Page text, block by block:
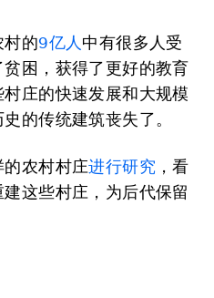
村的9亿人 中有很多人受
困，获得了更好的教育
庄的快速发展和大规模
的传统建筑丧失了。
农村村庄进行研究 ，看
这些村庄，为后代保留